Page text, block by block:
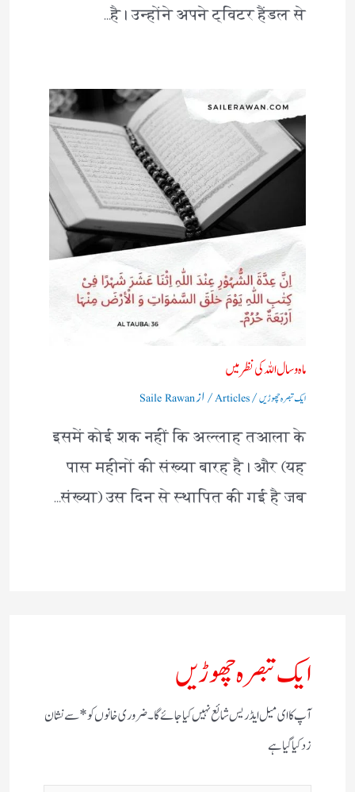
है। उन्होंने अपने ट्विटर हैंडल से…
ماہ و سال اللہ کی نظر میں
ایک تبصرہ چھوڑیں/
Articles/ ازSaile Rawan
इसमें कोई शक नहीं कि अल्लाह तआला के
पास महीनों की संख्या बारह है। और (यह
संख्या) उस दिन से स्थापित की गई है जब…
ایک تبصرہ چھوڑیں
آپ کا ای میل ایڈریس شائع نہیں کیا جائے گا۔ضروری خانوں کو*سے نشان
زد کیا گیا ہے